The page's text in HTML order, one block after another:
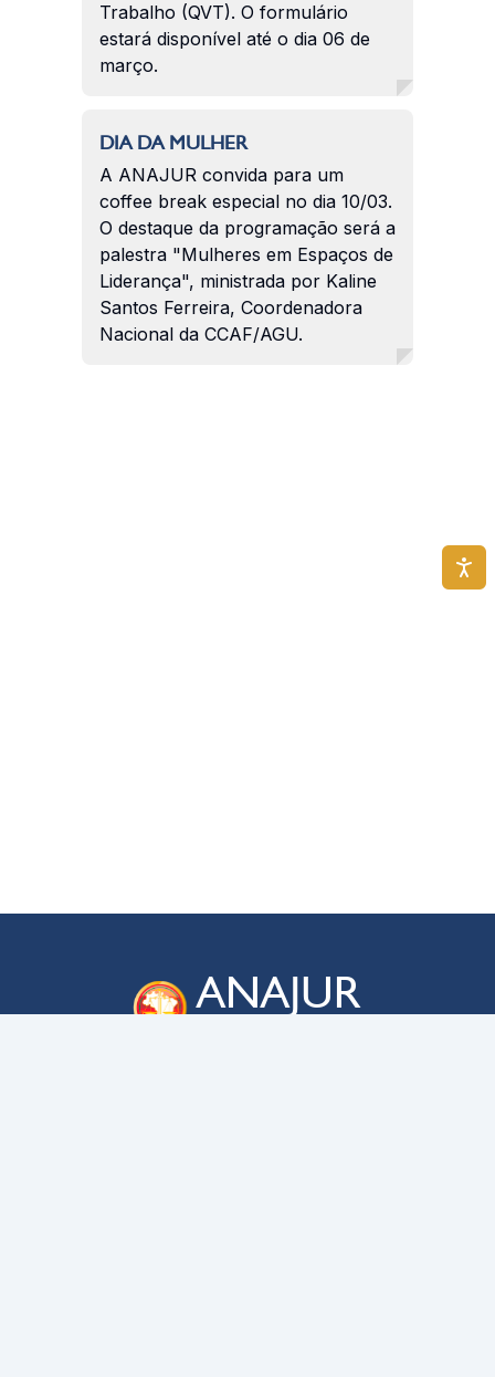
Trabalho (QVT). O formulário
estará disponível até o dia 06 de
março.
DIA DA MULHER
A ANAJUR convida para um
coffee break especial no dia 10/03.
O destaque da programação será a
palestra "Mulheres em Espaços de
Liderança", ministrada por Kaline
Santos Ferreira, Coordenadora
Nacional da CCAF/AGU.
ANAJUR